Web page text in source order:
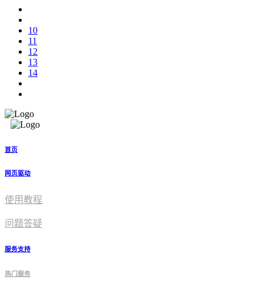
10
11
12
13
14
首页
网页驱动
使用教程​
问题答疑
服务支持
热门服务